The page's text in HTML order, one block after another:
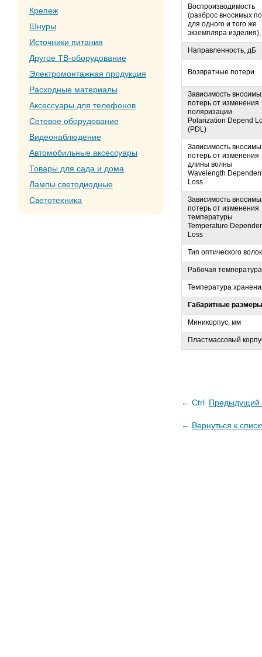
Крепеж
Шнуры
Источники питания
Другое ТВ-оборудование
Электромонтажная продукция
Расходные материалы
Аксессуары для телефонов
Сетевое оборудование
Видеонаблюдение
Автомобильные аксессуары
Товары для сада и дома
Лампы светодиодные
Светотехника
Воспроизводимость
(разброс вносимых
для одного и того же
экземпляра
Направленность, дБ
Возвратные потери
Зависимость
потерь от изменения
поляризации
Polarization Depend
(PDL)
Зависимость
потерь от изменения
длины волны
Wavelength
Loss
Зависимость
потерь от изменения
температуры
Temperature
Loss
Тип оптического
Рабочая
Температура
Габаритные
Миникорпус, мм
Пластмассовый
← Ctrl Предыдущий
← Вернуться к